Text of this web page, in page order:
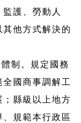
護、勞動人
他方式解決的
制。規定國務
國商事調解工
縣級以上地方
規範本行政區